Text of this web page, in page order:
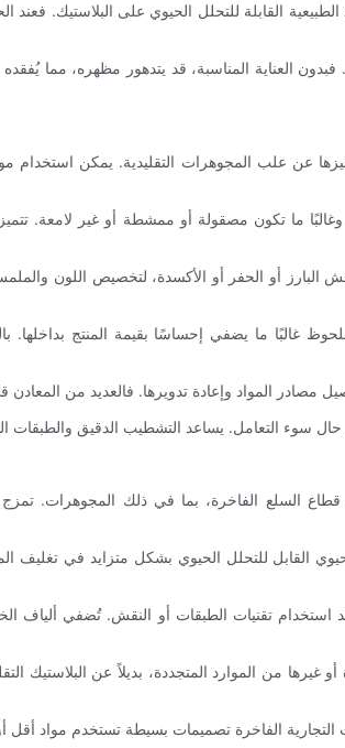
القابلة للتحلل الحيوي على البلاستيك.
العناية المناسبة، قد يتدهور مظهره، مما
عن علب المجوهرات التقليدية. يمكن استخدام
ما تكون مصقولة أو ممشطة أو غير لامعة. تتميز
البارز أو الحفر أو الأكسدة، لتخصيص اللون
غالبًا ما يضفي إحساسًا بقيمة المنتج بداخلها.
السلع الفاخرة، بما في ذلك المجوهرات.
القابل للتحلل الحيوي بشكل متزايد في تغليف
تقنيات الطبقات أو النقش. تُضفي ألياف
أو غيرها من الموارد المتجددة، بديلاً عن